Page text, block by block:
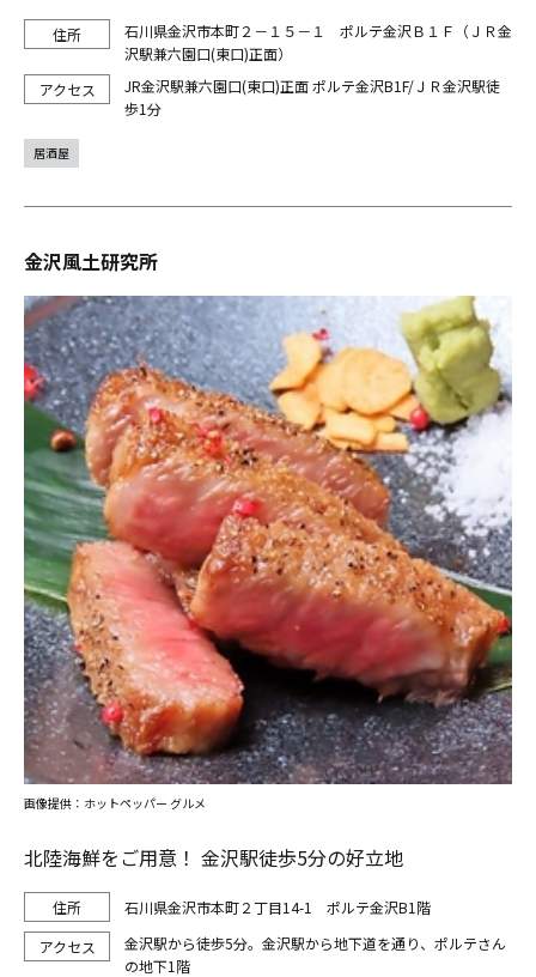
石川県金沢市本町２－１５－１ ポルテ金沢Ｂ１Ｆ（ＪＲ金
沢駅兼六園口(東口)正面）
JR金沢駅兼六園口(東口)正面 ポルテ金沢B1F/ＪＲ金沢駅徒
歩1分
居酒屋
金沢風土研究所
北陸海鮮をご用意！ 金沢駅徒歩5分の好立地
石川県金沢市本町２丁目14-1 ポルテ金沢B1階
金沢駅から徒歩5分。金沢駅から地下道を通り、ポルテさん
の地下1階
画像提供：ホットペッパー グルメ